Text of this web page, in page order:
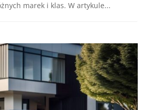
marek i klas. W artykule...